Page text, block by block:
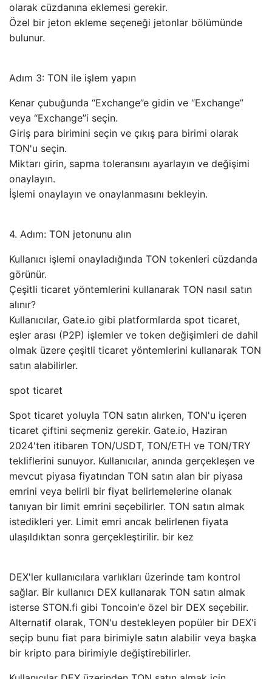
olarak cüzdanına eklemesi gerekir.
Özel bir jeton ekleme seçeneği jetonlar bölümünde
bulunur.
Adım 3: TON ile işlem yapın
Kenar çubuğunda “Exchange”e gidin ve “Exchange”
veya “Exchange”i seçin.
Giriş para birimini seçin ve çıkış para birimi olarak
TON'u seçin.
Miktarı girin, sapma toleransını ayarlayın ve değişimi
onaylayın.
İşlemi onaylayın ve onaylanmasını bekleyin.
4. Adım: TON jetonunu alın
Kullanıcı işlemi onayladığında TON tokenleri cüzdanda
görünür.
Çeşitli ticaret yöntemlerini kullanarak TON nasıl satın
alınır?
Kullanıcılar, Gate.io gibi platformlarda spot ticaret,
eşler arası (P2P) işlemler ve token değişimleri de dahil
olmak üzere çeşitli ticaret yöntemlerini kullanarak TON
satın alabilirler.
spot ticaret
Spot ticaret yoluyla TON satın alırken, TON'u içeren
ticaret çiftini seçmeniz gerekir. Gate.io, Haziran
2024'ten itibaren TON/USDT, TON/ETH ve TON/TRY
tekliflerini sunuyor. Kullanıcılar, anında gerçekleşen ve
mevcut piyasa fiyatından TON satın alan bir piyasa
emrini veya belirli bir fiyat belirlemelerine olanak
tanıyan bir limit emrini seçebilirler. TON satın almak
istedikleri yer. Limit emri ancak belirlenen fiyata
ulaşıldıktan sonra gerçekleştirilir. bir kez
DEX'ler kullanıcılara varlıkları üzerinde tam kontrol
sağlar. Bir kullanıcı DEX kullanarak TON satın almak
isterse STON.fi gibi Toncoin'e özel bir DEX seçebilir.
Alternatif olarak, TON'u destekleyen popüler bir DEX'i
seçip bunu fiat para birimiyle satın alabilir veya başka
bir kripto para birimiyle değiştirebilirler.